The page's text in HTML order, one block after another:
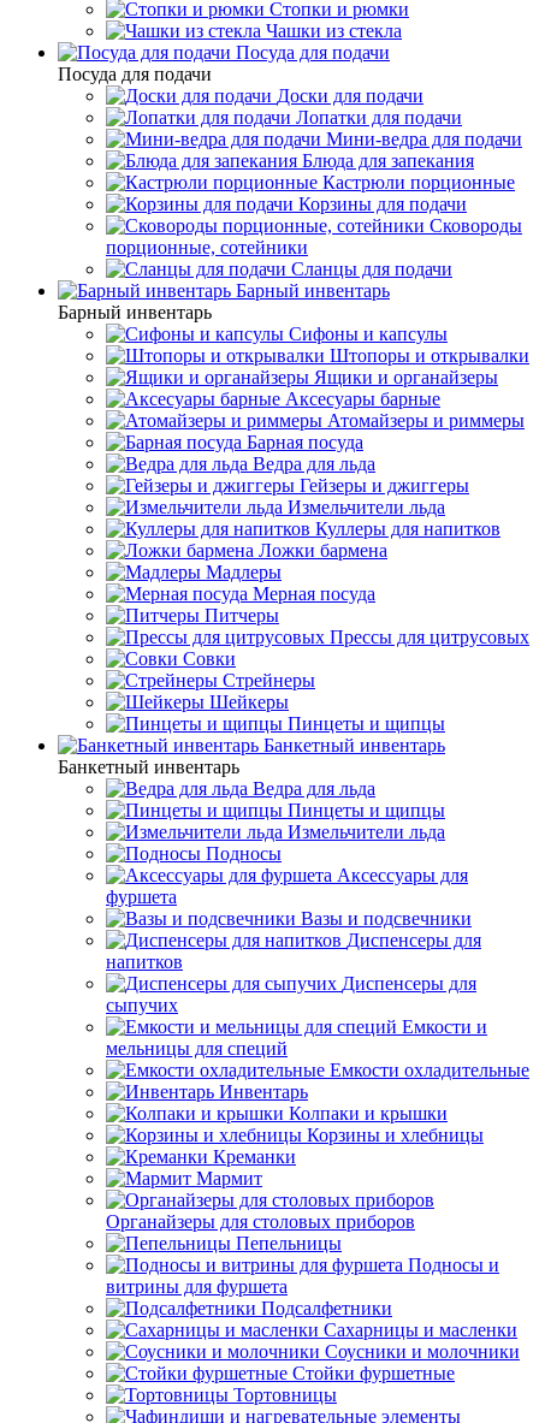
Стопки и рюмки
Чашки из стекла
Посуда для подачи
Посуда для подачи
Доски для подачи
Лопатки для подачи
Мини-ведра для подачи
Блюда для запекания
Кастрюли порционные
Корзины для подачи
Сковороды
порционные, сотейники
Сланцы для подачи
Барный инвентарь
Барный инвентарь
Сифоны и капсулы
Штопоры и открывалки
Ящики и органайзеры
Аксесуары барные
Атомайзеры и риммеры
Барная посуда
Ведра для льда
Гейзеры и джиггеры
Измельчители льда
Куллеры для напитков
Ложки бармена
Мадлеры
Мерная посуда
Питчеры
Прессы для цитрусовых
Совки
Стрейнеры
Шейкеры
Пинцеты и щипцы
Банкетный инвентарь
Банкетный инвентарь
Ведра для льда
Пинцеты и щипцы
Измельчители льда
Подносы
Аксессуары для
фуршета
Вазы и подсвечники
Диспенсеры для
напитков
Диспенсеры для
сыпучих
Емкости и
мельницы для специй
Емкости охладительные
Инвентарь
Колпаки и крышки
Корзины и хлебницы
Креманки
Мармит
Органайзеры для столовых приборов
Пепельницы
Подносы и
витрины для фуршета
Подсалфетники
Сахарницы и масленки
Соусники и молочники
Стойки фуршетные
Тортовницы